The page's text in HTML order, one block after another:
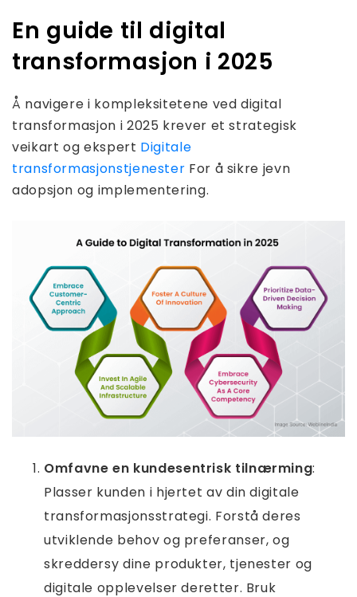
En guide til digital
transformasjon i 2025
Å navigere i kompleksitetene ved digital
transformasjon i 2025 krever et strategisk
veikart og ekspert Digitale
transformasjonstjenester For å sikre jevn
adopsjon og implementering.
Omfavne en kundesentrisk tilnærming:
Plasser kunden i hjertet av din digitale
transformasjonsstrategi. Forstå deres
utviklende behov og preferanser, og
skreddersy dine produkter, tjenester og
digitale opplevelser deretter. Bruk